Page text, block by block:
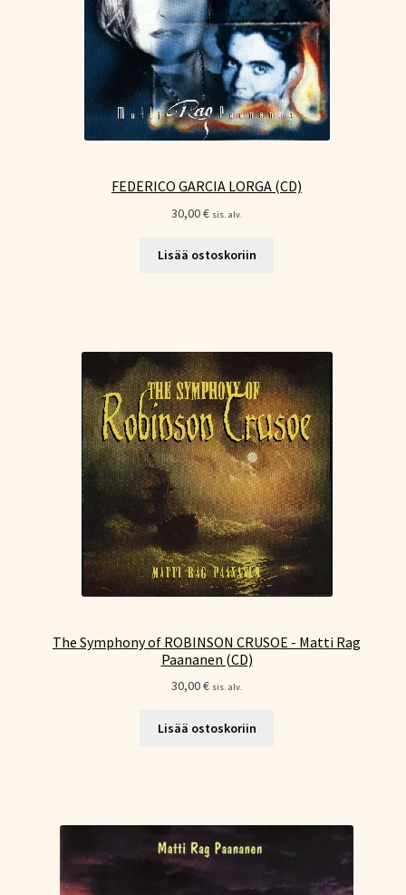
FEDERICO GARCIA LORGA (CD)
30,00€ sis. alv.
Lisää ostoskoriin
The Symphony of ROBINSON CRUSOE - Matti Rag
Paananen (CD)
30,00€ sis. alv.
Lisää ostoskoriin